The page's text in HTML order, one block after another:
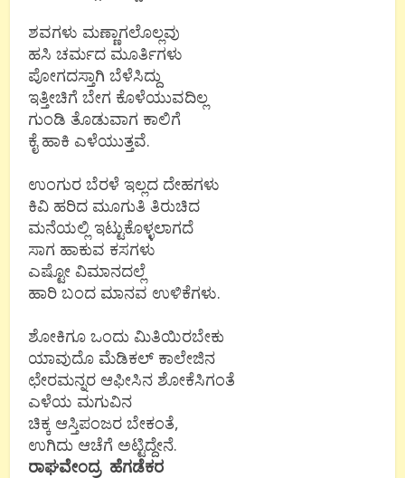
ಶವಗಳು ಮಣ್ಣಾಗಲೊಲ್ಲವು
ಹಸಿ ಚರ್ಮದ ಮೂರ್ತಿಗಳು
ಪೋಗದಸ್ತಾಗಿ ಬೆಳೆಸಿದ್ದು
ಇತ್ತೀಚಿಗೆ ಬೇಗ ಕೊಳೆಯುವದಿಲ್ಲ
ಗುಂಡಿ ತೊಡುವಾಗ ಕಾಲಿಗೆ
ಕೈ ಹಾಕಿ ಎಳೆಯುತ್ತವೆ.
ಉಂಗುರ ಬೆರಳೆ ಇಲ್ಲದ ದೇಹಗಳು
ಕಿವಿ ಹರಿದ ಮೂಗುತಿ ತಿರುಚಿದ
ಮನೆಯಲ್ಲಿ ಇಟ್ಟುಕೊಳ್ಳಲಾಗದೆ
ಸಾಗ ಹಾಕುವ ಕಸಗಳು
ಎಷ್ಟೋ ವಿಮಾನದಲ್ಲೆ
ಹಾರಿ ಬಂದ ಮಾನವ ಉಳಿಕೆಗಳು.
ಶೋಕಿಗೂ ಒಂದು ಮಿತಿಯಿರಬೇಕು
ಯಾವುದೊ ಮೆಡಿಕಲ್ ಕಾಲೇಜಿನ
ಛೇರಮನ್ನರ ಆಫೀಸಿನ ಶೋಕೆಸಿಗಂತೆ
ಎಳೆಯ ಮಗುವಿನ
ಚಿಕ್ಕ ಆಸ್ತಿಪಂಜರ ಬೇಕಂತೆ,
ಉಗಿದು ಆಚೆಗೆ ಅಟ್ಟಿದ್ದೇನೆ.
ರಾಘವೇಂದ್ರ ಹೆಗಡೆಕರ